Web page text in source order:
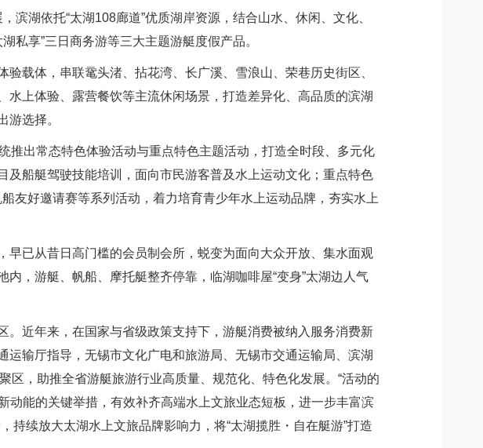
湖依托“太湖108廊道”优质湖岸资源，结合山水、休闲、文化、
私享”三日商务游等三大主题游艇度假产品。
体，串联鼋头渚、拈花湾、长广溪、雪浪山、荣巷历史街区、
上体验、露营餐饮等主流休闲场景，打造差异化、高品质的滨湖
游选择。
出常态特色体验活动与重点特色主题活动，打造全时段、多元化
船艇驾驶技能培训，面向市民游客普及水上运动文化；重点特色
友好邀请赛等系列活动，着力培育青少年水上运动品牌，夯实水上
已从昔日高门槛的会员制会所，蜕变为面向大众开放、集水面观
，游艇、帆船、摩托艇整齐停靠，临湖咖啡屋“变身”太湖边人气
近年来，在国家与省级政策支持下，游艇消费被纳入服务消费新
输厅指导，无锡市文化广电和旅游局、无锡市交通运输局、滨湖
区，助推全省游艇旅游行业高质量、规范化、特色化发展。“活动的
动能的关键举措，有效补齐高端水上文旅业态短板，进一步丰富滨
续放大太湖水上文旅品牌影响力，将“太湖揽胜・自在艇游”打造